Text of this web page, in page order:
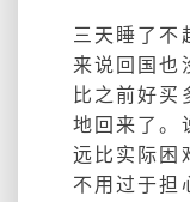
三天睡了不
来说回国也
比之前好买
地回来了。
远比实际困
不用过于担